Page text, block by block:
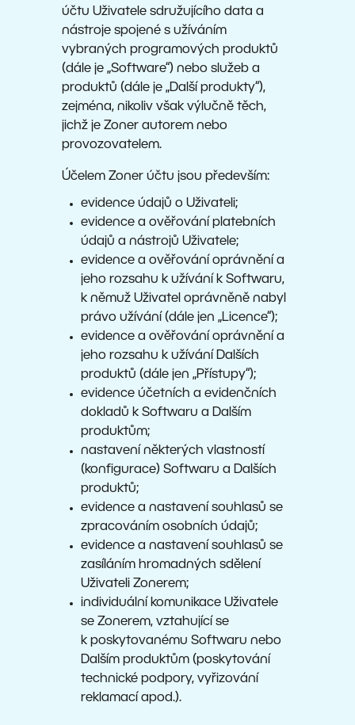
účtu Uživatele sdružujícího data a
nástroje spojené s užíváním
vybraných programových produktů
(dále je „Software“) nebo služeb a
produktů (dále je „Další produkty“),
zejména, nikoliv však výlučně těch,
jichž je Zoner autorem nebo
provozovatelem.
Účelem Zoner účtu jsou především:
evidence údajů o Uživateli;
evidence a ověřování platebních
údajů a nástrojů Uživatele;
evidence a ověřování oprávnění a
jeho rozsahu k užívání k Softwaru,
k němuž Uživatel oprávněně nabyl
právo užívání (dále jen „Licence“);
evidence a ověřování oprávnění a
jeho rozsahu k užívání Dalších
produktů (dále jen „Přístupy“);
evidence účetních a evidenčních
dokladů k Softwaru a Dalším
produktům;
nastavení některých vlastností
(konfigurace) Softwaru a Dalších
produktů;
evidence a nastavení souhlasů se
zpracováním osobních údajů;
evidence a nastavení souhlasů se
zasíláním hromadných sdělení
Uživateli Zonerem;
individuální komunikace Uživatele
se Zonerem, vztahující se
k poskytovanému Softwaru nebo
Dalším produktům (poskytování
technické podpory, vyřizování
reklamací apod.).